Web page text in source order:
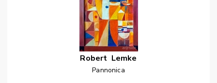
Robert Lemke
Pannonica